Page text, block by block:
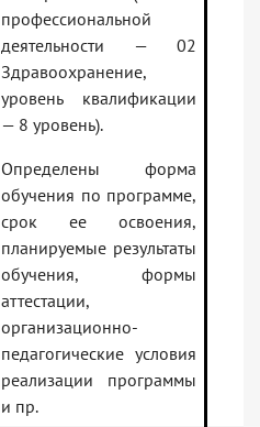
профессиональной
деятельности — 02
Здравоохранение,
уровень квалификации
— 8 уровень).
Определены форма
обучения по программе,
срок ее освоения,
планируемые результаты
обучения, формы
аттестации,
организационно-
педагогические условия
реализации программы
и пр.